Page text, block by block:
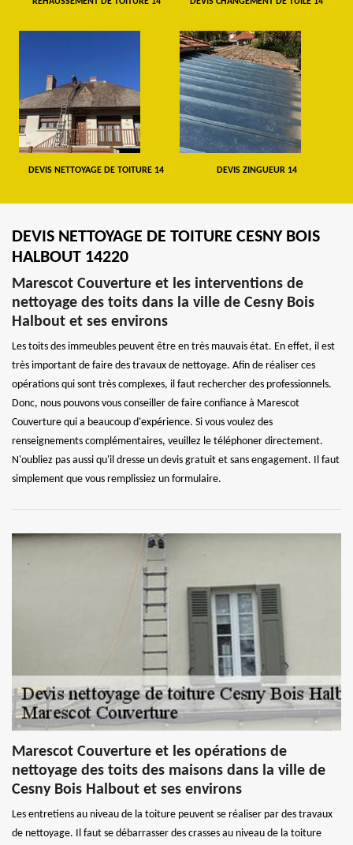
DEVIS NETTOYAGE DE TOITURE 14 DEVIS ZINGUEUR 14
DEVIS NETTOYAGE DE TOITURE CESNY BOIS
HALBOUT 14220
Marescot Couverture et les interventions de
nettoyage des toits dans la ville de Cesny Bois
Halbout et ses environs
Les toits des immeubles peuvent être en très mauvais état. En effet, il est
très important de faire des travaux de nettoyage. Afin de réaliser ces
opérations qui sont très complexes, il faut rechercher des professionnels.
Donc, nous pouvons vous conseiller de faire confiance à Marescot
Couverture qui a beaucoup d'expérience. Si vous voulez des
renseignements complémentaires, veuillez le téléphoner directement.
N'oubliez pas aussi qu'il dresse un devis gratuit et sans engagement. Il faut
simplement que vous remplissiez un formulaire.
Marescot Couverture et les opérations de
nettoyage des toits des maisons dans la ville de
Cesny Bois Halbout et ses environs
Les entretiens au niveau de la toiture peuvent se réaliser par des travaux
de nettoyage. Il faut se débarrasser des crasses au niveau de la toiture